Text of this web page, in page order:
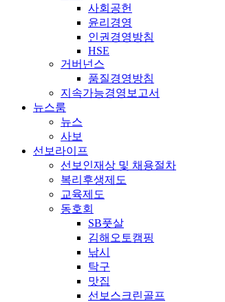
사회공헌
윤리경영
인권경영방침
HSE
거버넌스
품질경영방침
지속가능경영보고서
뉴스룸
뉴스
사보
선보라이프
선보인재상 및 채용절차
복리후생제도
교육제도
동호회
SB풋살
김해오토캠핑
낚시
탁구
맛집
선보스크린골프